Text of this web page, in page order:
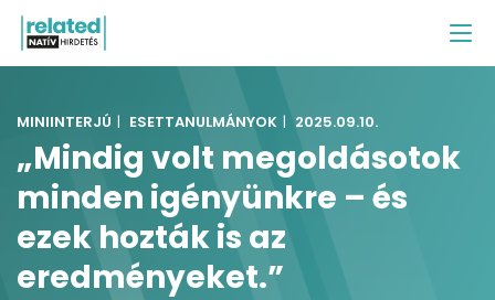
MINIINTERJÚ | ESETTANULMÁNYOK | 2025.09.10.
„Mindig volt megoldásotok
minden igényünkre – és
ezek hozták is az
eredményeket.”